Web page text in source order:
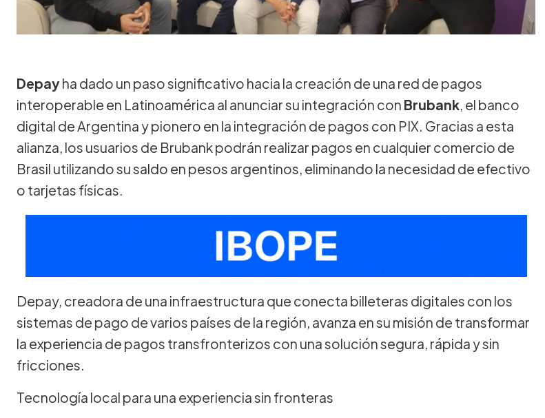
Depayha dado un paso significativo hacia la creación de una red de pagos
interoperable en Latinoamérica al anunciar su integración con Brubank, el banco
digital de Argentina y pionero en la integración de pagos con PIX. Gracias a esta
alianza, los usuarios de Brubank podrán realizar pagos en cualquier comercio de
Brasil utilizando su saldo en pesos argentinos, eliminando la necesidad de efectivo
o tarjetas físicas.
Depay, creadora de una infraestructura que conecta billeteras digitales con los
sistemas de pago de varios países de la región, avanza en su misión de transformar
la experiencia de pagos transfronterizos con una solución segura, rápida y sin
fricciones.
Tecnología local para una experiencia sin fronteras